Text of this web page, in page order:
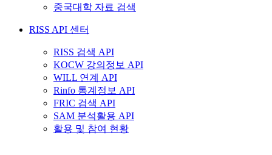
중국대학 자료 검색
RISS API 센터
RISS 검색 API
KOCW 강의정보 API
WILL 연계 API
Rinfo 통계정보 API
FRIC 검색 API
SAM 분석활용 API
활용 및 참여 현황